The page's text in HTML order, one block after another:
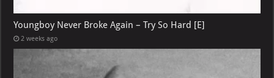
Youngboy Never Broke Again – Try So Hard [E]
2 weeks ago